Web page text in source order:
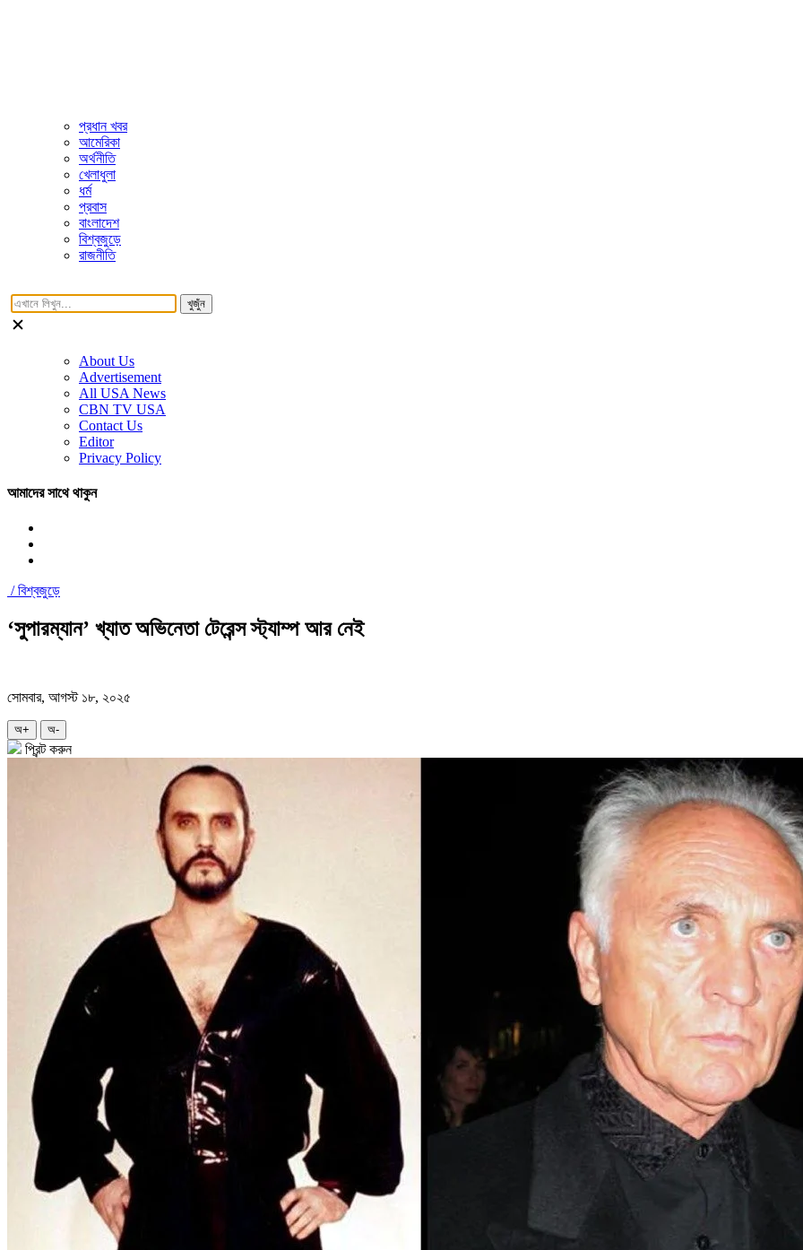
প্রধান খবর
আমেরিকা
অর্থনীতি
খেলাধুলা
ধর্ম
প্রবাস
বাংলাদেশ
বিশ্বজুড়ে
রাজনীতি
খুজুঁন
About Us
Advertisement
All USA News
CBN TV USA
Contact Us
Editor
Privacy Policy
আমাদের সাথে থাকুন
/বিশ্বজুড়ে
‘সুপারম্যান’ খ্যাত অভিনেতা টেরেন্স স্ট্যাম্প আর নেই
সোমবার, আগস্ট ১৮, ২০২৫
অ+ অ-
প্রিন্ট করুন